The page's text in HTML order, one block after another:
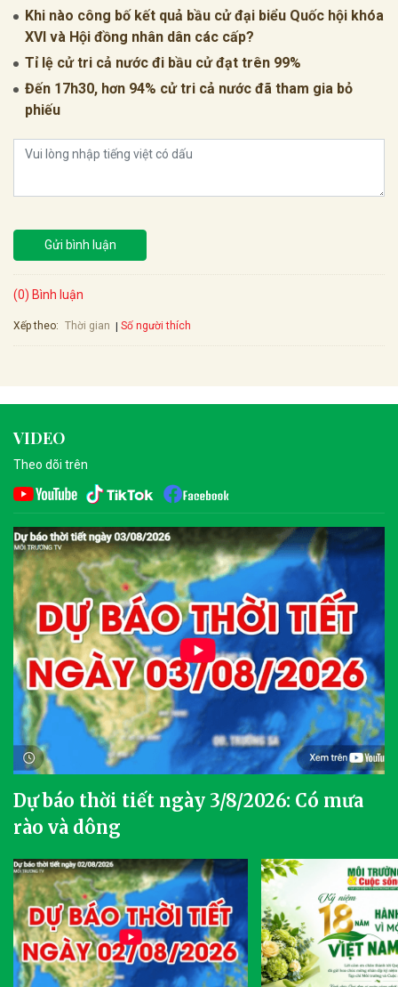
Khi nào công bố kết quả bầu cử đại biểu Quốc hội khóa
XVI và Hội đồng nhân dân các cấp?
Tỉ lệ cử tri cả nước đi bầu cử đạt trên 99%
Đến 17h30, hơn 94% cử tri cả nước đã tham gia bỏ
phiếu
Gửi bình luận
(0) Bình luận
Xếp theo: Thời gian Số người thích
VIDEO
Theo dõi trên
Dự báo thời tiết ngày 3/8/2026: Có mưa
rào và dông